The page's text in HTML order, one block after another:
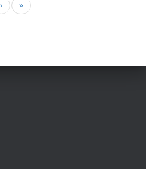
› »